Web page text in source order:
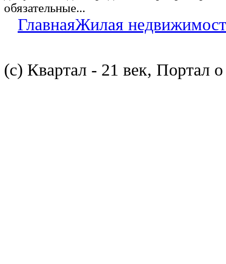
обязательные...
ГлавнаяЖилая
(с) Квартал - 21 век, Портал